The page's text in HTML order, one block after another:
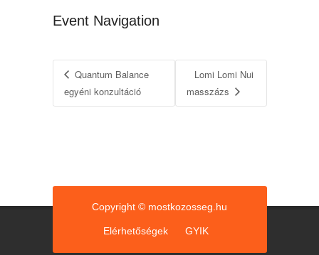
Event Navigation
Quantum Balance
egyéni konzultáció
Lomi Lomi Nui
masszázs
Copyright © mostkozosseg.hu
Elérhetőségek GYIK